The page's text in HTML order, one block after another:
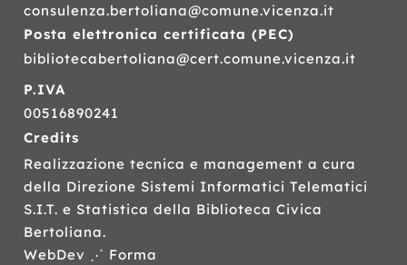
consulenza.bertoliana@comune.vicenza.it
Posta elettronica certificata (PEC)
bibliotecabertoliana@cert.comune.vicenza.it
P.IVA
00516890241
Credits
Realizzazione tecnica e management a cura
della Direzione Sistemi Informatici Telematici
S.I.T. e Statistica della Biblioteca Civica
Bertoliana.
WebDev ⋰ Forma